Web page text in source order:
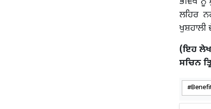
ਲਹਿਰ
(ਇਹ
ਸਚਿਨ